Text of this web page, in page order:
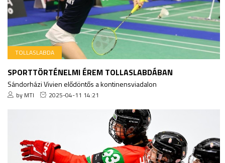
TOLLASLABDA
SPORTTÖRTÉNELMI ÉREM TOLLASLABDÁBAN
Sándorházi Vivien elődöntős a kontinensviadalon
by MTI 2025-04-11 14:21